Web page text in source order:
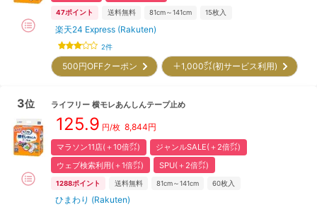
47ポイント 送料無料 81cm～141cm 15枚入
楽天24 Express (Rakuten)
2件
500円OFFクーポン ＋1,000㌽(初サービス利用)
3位 ライフリー 横モレあんしんテープ止め
125.9 円/枚 8,844円
マラソン11店(＋10倍㌽)
ジャンルSALE(＋2倍㌽)
ウェブ検索利用(＋1倍㌽)
SPU(＋2倍㌽)
1288ポイント 送料無料 81cm～141cm 60枚入
ひまわり (Rakuten)